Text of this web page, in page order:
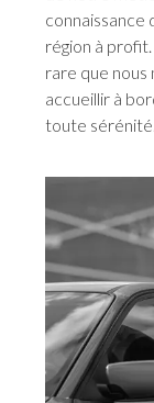
connaissance
région à
rare que nous
accueillir à
toute sérénité.